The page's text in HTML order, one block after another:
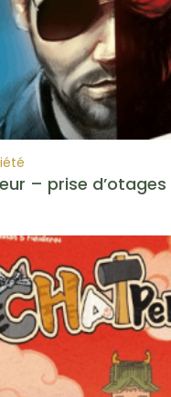
– prise d’otages